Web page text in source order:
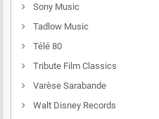
Sony Music
Tadlow Music
Télé 80
Tribute Film Classics
Varèse Sarabande
Walt Disney Records